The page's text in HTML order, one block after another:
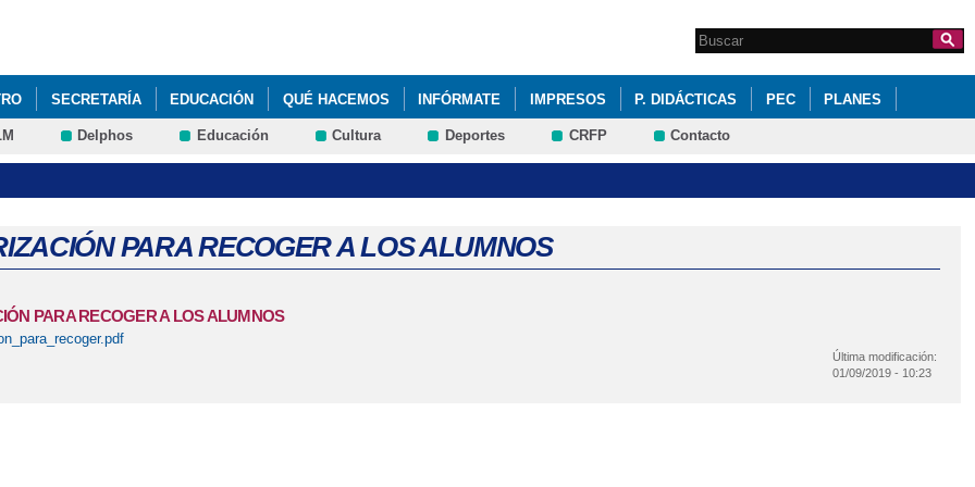
Formulario de
búsqueda
Search this site
SECRETARÍA EDUCACIÓN QUÉ HACEMOS INFÓRMATE IMPRESOS P. DIDÁCTICAS PEC PLANES
Delphos Educación Cultura Deportes CRFP Contacto
PARA RECOGER A LOS ALUMNOS
PARA RECOGER A LOS ALUMNOS
Última modificación:
01/09/2019 - 10:23